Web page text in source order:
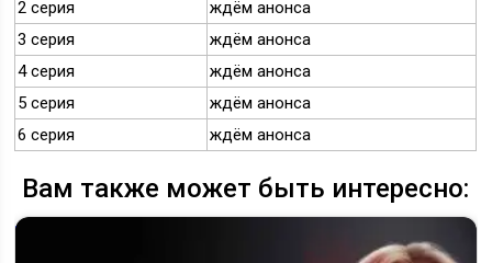
2 серия
ждём анонса
3 серия
ждём анонса
4 серия
ждём анонса
5 серия
ждём анонса
6 серия
ждём анонса
Вам также может быть интересно: